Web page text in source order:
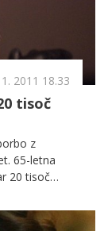
2011 18.33
tisoč
z
65-letna
20 tisoč
pa jo